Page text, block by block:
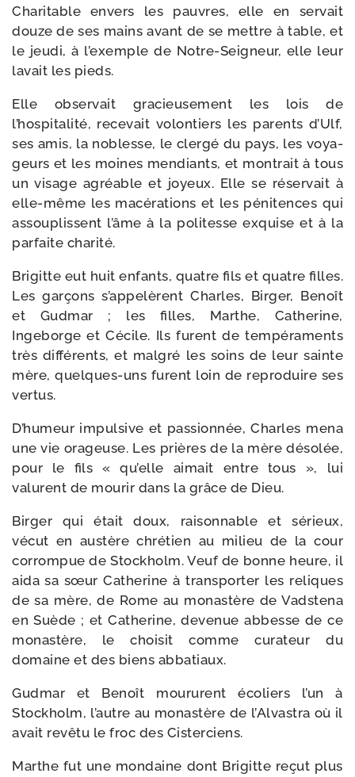
Charitable envers les pauvres, elle en ser­vait
douze de ses mains avant de se mettre à table, et
le jeu­di, à l’exemple de Notre-​Seigneur, elle leur
lavait les pieds.
Elle obser­vait gra­cieu­se­ment les lois de
l’hospitalité, rece­vait volon­tiers les parents d’Ulf,
ses amis, la noblesse, le cler­gé du pays, les voya­
geurs et les moines men­diants, et mon­trait à tous
un visage agréable et joyeux. Elle se réser­vait à
elle-​même les macé­ra­tions et les péni­tences qui
assou­plissent l’âme à la poli­tesse exquise et à la
par­faite charité.
Brigitte eut huit enfants, quatre fils et quatre filles.
Les gar­çons s’appelèrent Charles, Birger, Benoît
et Gudmar ; les filles, Marthe, Catherine,
Ingeborge et Cécile. Ils furent de tem­pé­ra­ments
très dif­fé­rents, et mal­gré les soins de leur sainte
mère, quelques-​uns furent loin de repro­duire ses
vertus.
D’humeur impul­sive et pas­sion­née, Charles mena
une vie ora­geuse. Les prières de la mère déso­lée,
pour le fils « qu’elle aimait entre tous », lui
valurent de mou­rir dans la grâce de Dieu.
Birger qui était doux, rai­son­nable et sérieux,
vécut en aus­tère chré­tien au milieu de la cour
cor­rom­pue de Stockholm. Veuf de bonne heure, il
aida sa sœur Catherine à trans­por­ter les reliques
de sa mère, de Rome au monas­tère de Vadstena
en Suède ; et Catherine, deve­nue abbesse de ce
monas­tère, le choi­sit comme cura­teur du
domaine et des biens abbatiaux.
Gudmar et Benoît mou­rurent éco­liers l’un à
Stockholm, l’autre au monas­tère de l’Alvastra où il
avait revê­tu le froc des Cisterciens.
Marthe fut une mon­daine dont Brigitte reçut plus